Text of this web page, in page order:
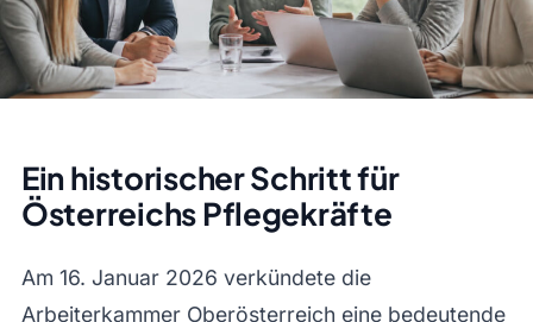
Ein historischer Schritt für
Österreichs Pflegekräfte
Am 16. Januar 2026 verkündete die
Arbeiterkammer Oberösterreich eine bedeutende